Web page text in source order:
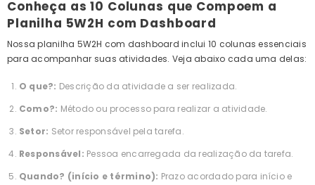
Conheça as 10 Colunas que Compoem a
Planilha 5W2H com Dashboard
Nossa planilha 5W2H com dashboard inclui 10 colunas essenciais
para acompanhar suas atividades. Veja abaixo cada uma delas:
O que?: Descrição da atividade a ser realizada.
Como?: Método ou processo para realizar a atividade.
Setor: Setor responsável pela tarefa.
Responsável: Pessoa encarregada da realização da tarefa.
Quando? (início e término): Prazo acordado para início e